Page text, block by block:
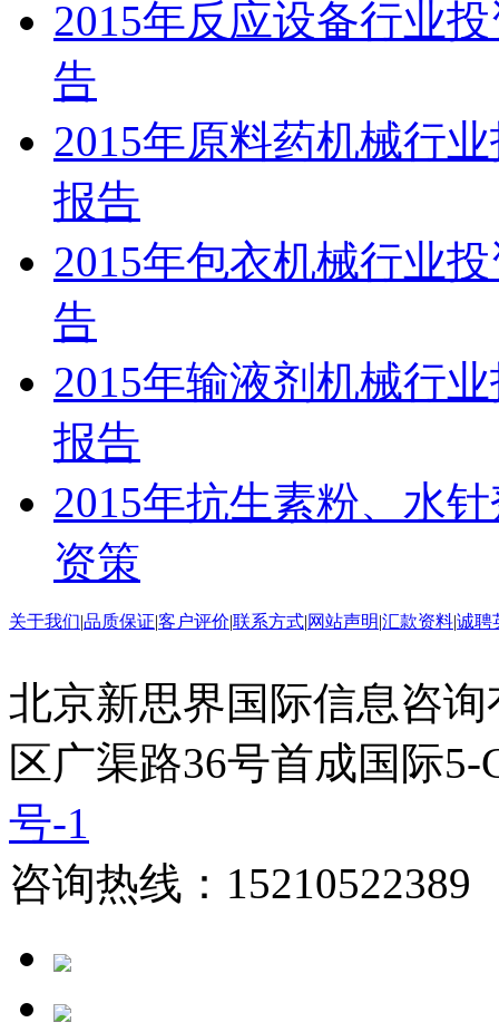
2015年反应设备行业
告
2015年原料药机械行
报告
2015年包衣机械行业
告
2015年输液剂机械行
报告
2015年抗生素粉、水
资策
关于我们|品质保证|客户评价|联系方式|网站声明|汇款资料|诚聘
北京新思界国际信息咨
区广渠路36号首成国际
号-1
咨询热线：